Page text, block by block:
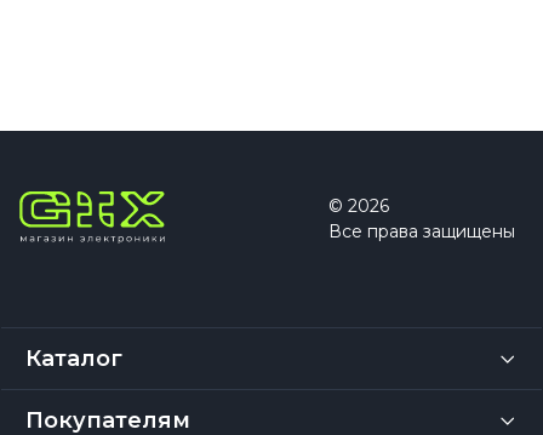
© 2026
Все права защищены
Каталог
Покупателям